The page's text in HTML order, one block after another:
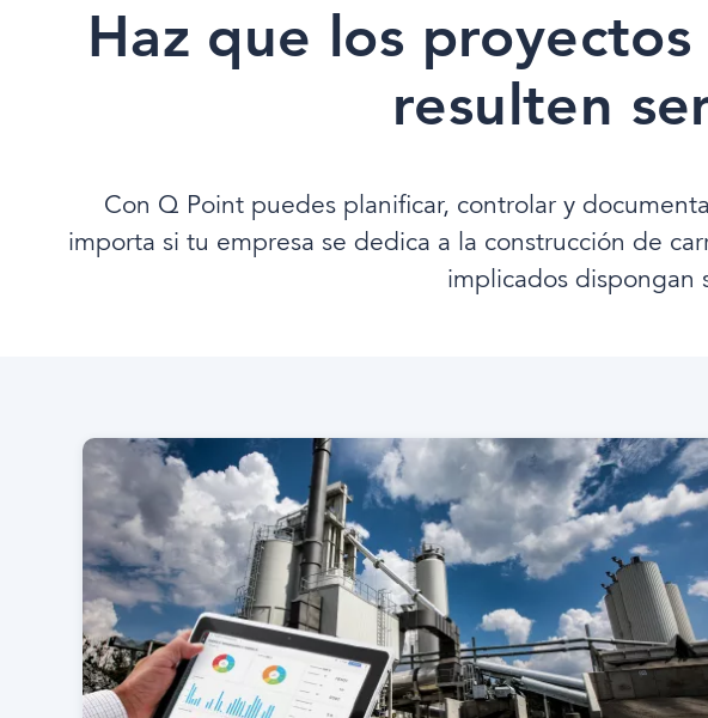
Haz que los
resulten
Con Q Point puedes planificar, controlar y
importa si tu empresa se dedica a la construcción de
implicados dispongan